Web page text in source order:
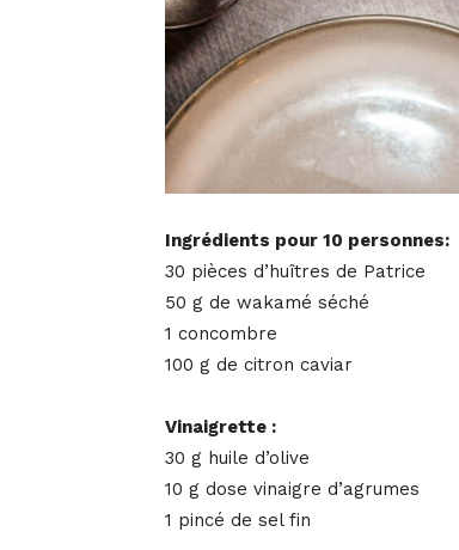
Ingrédients pour 10 personnes:
30 pièces d’huîtres de Patrice
50 g de wakamé séché
1 concombre
100 g de citron caviar
Vinaigrette :
30 g huile d’olive
10 g dose vinaigre d’agrumes
1 pincé de sel fin